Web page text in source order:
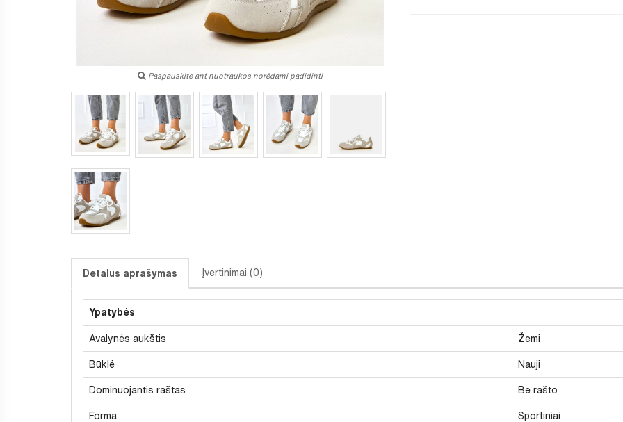
Paspauskite ant nuotraukos norėdami padidinti
Detalus aprašymas Įvertinimai (0)
Ypatybės
Avalynės aukštis Žemi
Būklė Nauji
Dominuojantis raštas Be rašto
Forma Sportiniai